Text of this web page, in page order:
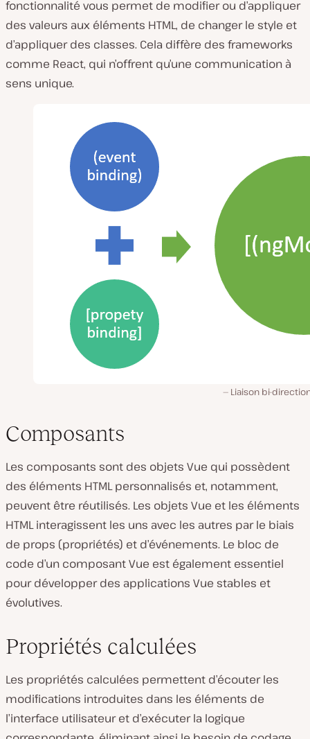
fonctionnalité vous permet de modifier ou d’appliquer
des valeurs aux éléments HTML, de changer le style et
d’appliquer des classes. Cela diffère des frameworks
comme React, qui n’offrent qu’une communication à
sens unique.
Liaison bi-
Composants
Les composants sont des objets Vue qui possèdent
des éléments HTML personnalisés et, notamment,
peuvent être réutilisés. Les objets Vue et les éléments
HTML interagissent les uns avec les autres par le biais
de props (propriétés) et d’événements. Le bloc de
code d’un composant Vue est également essentiel
pour développer des applications Vue stables et
évolutives.
Propriétés calculées
Les propriétés calculées permettent d’écouter les
modifications introduites dans les éléments de
l’interface utilisateur et d’exécuter la logique